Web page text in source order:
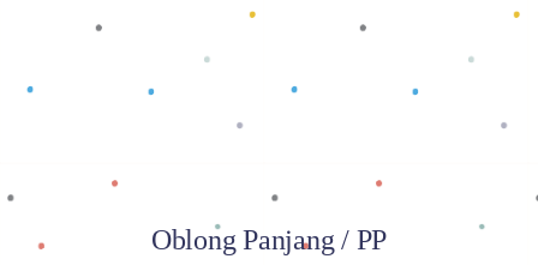
Baca selengkapnya
Oblong Panjang / PP